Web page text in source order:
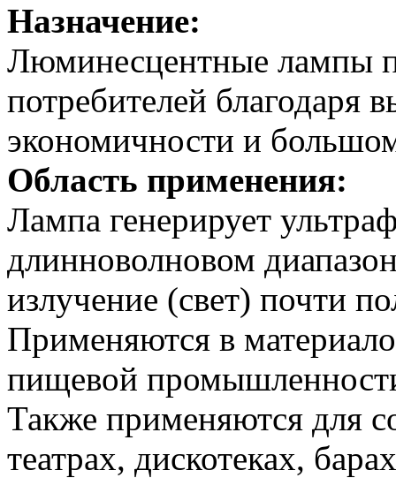
Назначение:
Люминесцентные лампы
потребителей благодаря
экономичности и
Область применения:
Лампа генерирует
длинноволновом
излучение (свет) почти
Применяются в
пищевой
Также применяются для
театрах, дискотеках,